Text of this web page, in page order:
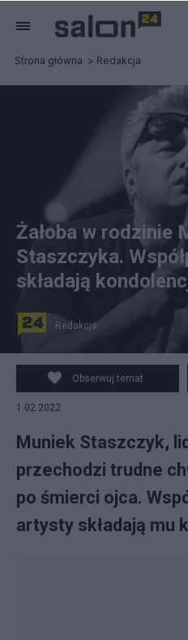
Strona główna Redakcja
Piotr Frydecki, CC BY-SA 3.0
<https://
Wikimedia Commons
Żałoba w rodzinie
Staszczyka.
składają
Redakcja
Obserwuj temat
1.02.2022
Muniek Staszczyk,
przechodzi trudne
po śmierci ojca.
artysty składają mu